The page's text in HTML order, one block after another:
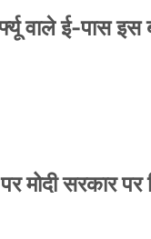
वाले ई-पास इस
मोदी सरकार